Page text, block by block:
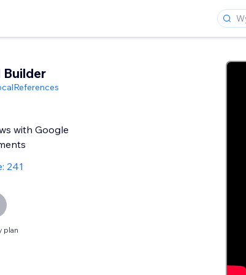
Builder
with Google
241
plan